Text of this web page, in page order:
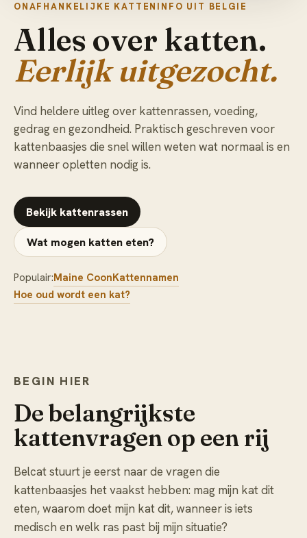
ONAFHANKELIJKE KATTENINFO UIT BELGIE
Alles over katten.
Eerlijk uitgezocht.
Vind heldere uitleg over kattenrassen, voeding,
gedrag en gezondheid. Praktisch geschreven voor
kattenbaasjes die snel willen weten wat normaal is en
wanneer opletten nodig is.
Bekijk kattenrassen
Wat mogen katten eten?
Populair:Maine CoonKattennamen
Hoe oud wordt een kat?
BEGIN HIER
De belangrijkste
kattenvragen op een rij
Belcat stuurt je eerst naar de vragen die
kattenbaasjes het vaakst hebben: mag mijn kat dit
eten, waarom doet mijn kat dit, wanneer is iets
medisch en welk ras past bij mijn situatie?